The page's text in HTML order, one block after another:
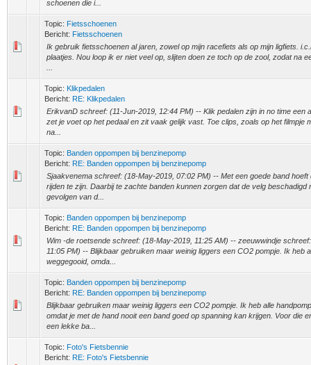
schoenen die i...
Topic: Fietsschoenen
Bericht: Fietsschoenen
Ik gebruik fietsschoenen al jaren, zowel op mijn racefiets als op mijn ligfiets.
plaatjes. Nou loop ik er niet veel op, slijten doen ze toch op de zool, zodat na
Topic: Klikpedalen
Bericht: RE: Klikpedalen
ErikvanD schreef: (11-Jun-2019, 12:44 PM) -- Klik pedalen zijn in no time een
zet je voet op het pedaal en zit vaak gelijk vast. Toe clips, zoals op het filmpje
na...
Topic: Banden oppompen bij benzinepomp
Bericht: RE: Banden oppompen bij benzinepomp
Sjaakvenema schreef: (18-May-2019, 07:02 PM) -- Met een goede band hoeft
rijden te zijn. Daarbij te zachte banden kunnen zorgen dat de velg beschadigd
gevolgen van d...
Topic: Banden oppompen bij benzinepomp
Bericht: RE: Banden oppompen bij benzinepomp
Wim -de roetsende schreef: (18-May-2019, 11:25 AM) -- zeeuwwindje
11:05 PM) -- Blijkbaar gebruiken maar weinig liggers een CO2 pompje. Ik heb
weggegooid, omda...
Topic: Banden oppompen bij benzinepomp
Bericht: RE: Banden oppompen bij benzinepomp
Blijkbaar gebruiken maar weinig liggers een CO2 pompje. Ik heb alle
omdat je met de hand nooit een band goed op spanning kan krijgen. Voor die
een lekke ba...
Topic: Foto's Fietsbennie
Bericht: RE: Foto's Fietsbennie